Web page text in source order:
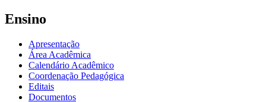
Ensino
Apresentação
Área Acadêmica
Calendário Acadêmico
Coordenação Pedagógica
Editais
Documentos